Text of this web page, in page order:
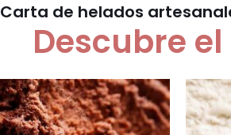
Carta de helados
Descubre